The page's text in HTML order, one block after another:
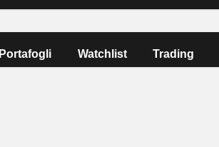
Portafogli Watchlist Trading